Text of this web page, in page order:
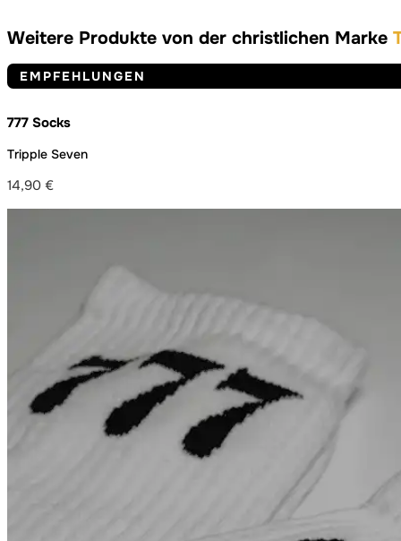
Weitere Produkte von der christlichen Marke
EMPFEHLUNGEN
777 Socks
Tripple Seven
14,90 €